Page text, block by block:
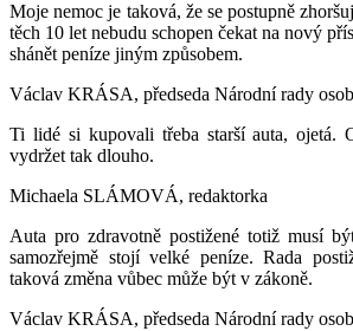
Moje nemoc je taková, že se postupně
těch 10 let nebudu schopen čekat na nový
shánět peníze jiným způsobem.
Václav KRÁSA, předseda Národní rady
Ti lidé si kupovali třeba starší auta, ojetá.
vydržet tak dlouho.
Michaela SLÁMOVÁ, redaktorka
Auta pro zdravotně postižené totiž musí
samozřejmě stojí velké peníze. Rada
taková změna vůbec může být v zákoně.
Václav KRÁSA, předseda Národní rady